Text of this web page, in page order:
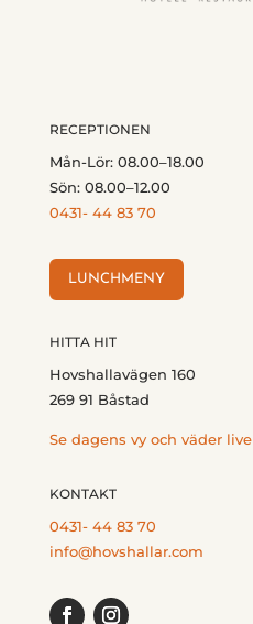
RECEPTIONEN
Mån-Lör: 08.00–18.00
Sön: 08.00–12.00
0431- 44 83 70
LUNCHMENY
HITTA HIT
Hovshallavägen 160
269 91 Båstad
Se dagens vy och väder live
KONTAKT
0431- 44 83 70
info@hovshallar.com